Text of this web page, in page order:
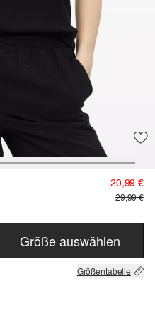
20,99 €
29,99 €
Größe auswählen
Größentabelle